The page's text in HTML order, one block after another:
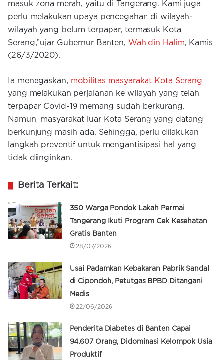
masuk zona merah, yaitu di Tangerang. Kami juga
perlu melakukan upaya pencegahan di wilayah-
wilayah yang belum terpapar, termasuk Kota
Serang,”ujar Gubernur Banten, Wahidin Halim, Kamis
(26/3/2020).
Ia menegaskan, mobilitas masyarakat Kota Serang
yang melakukan perjalanan ke wilayah yang telah
terpapar Covid-19 memang sudah berkurang.
Namun, masyarakat luar Kota Serang yang datang
berkunjung masih ada. Sehingga, perlu dilakukan
langkah preventif untuk mengantisipasi hal yang
tidak diinginkan.
Berita Terkait:
350 Warga Pondok Lakah Permai
Tangerang Ikuti Program Cek Kesehatan
Gratis Banten
28/07/2026
Usai Padamkan Kebakaran Pabrik Sandal
di Cipondoh, Petutgas BPBD Ditangani
Medis
22/06/2026
Penderita Diabetes di Banten Capai
94.607 Orang, Didominasi Kelompok Usia
Produktif